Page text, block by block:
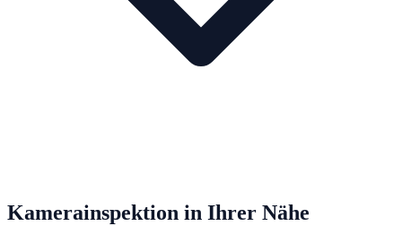
Kamerainspektion in Ihrer Nähe